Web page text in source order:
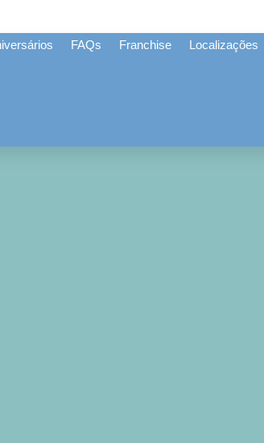
FAQs Franchise Localizações